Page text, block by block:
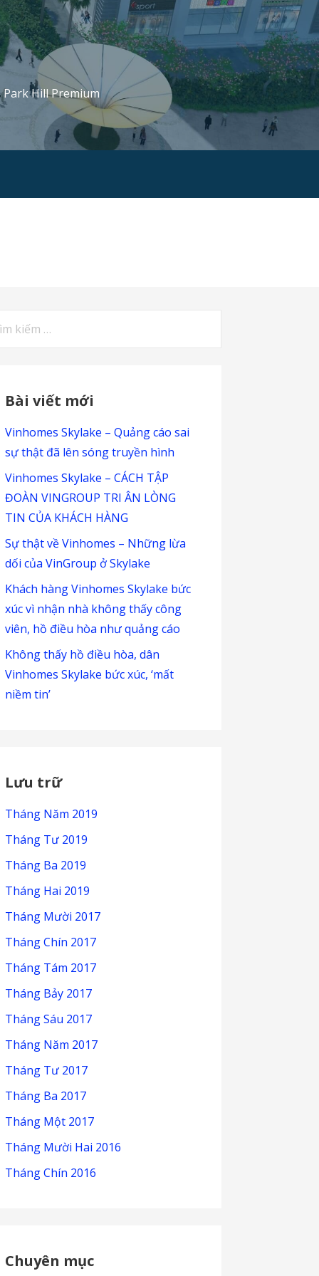
Park Hill Premium
Bài viết mới
Vinhomes Skylake – Quảng cáo sai
sự thật đã lên sóng truyền hình
Vinhomes Skylake – CÁCH TẬP
ĐOÀN VINGROUP TRI ÂN LÒNG
TIN CỦA KHÁCH HÀNG
Sự thật về Vinhomes – Những lừa
dối của VinGroup ở Skylake
Khách hàng Vinhomes Skylake bức
xúc vì nhận nhà không thấy công
viên, hồ điều hòa như quảng cáo
Không thấy hồ điều hòa, dân
Vinhomes Skylake bức xúc, ‘mất
niềm tin’
Lưu trữ
Tháng Năm 2019
Tháng Tư 2019
Tháng Ba 2019
Tháng Hai 2019
Tháng Mười 2017
Tháng Chín 2017
Tháng Tám 2017
Tháng Bảy 2017
Tháng Sáu 2017
Tháng Năm 2017
Tháng Tư 2017
Tháng Ba 2017
Tháng Một 2017
Tháng Mười Hai 2016
Tháng Chín 2016
Chuyên mục